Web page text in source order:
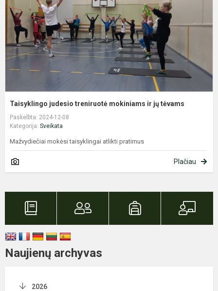
Taisyklingo judesio treniruotė mokiniams ir jų tėvams
Paskelbta: 2024-12-08
Kategorija: Sveikata
Mažvydiečiai mokėsi taisyklingai atlikti pratimus
Plačiau
Naujienų archyvas
2026